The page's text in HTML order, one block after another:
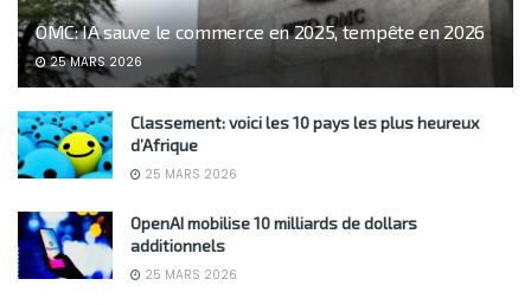
OMC: IA sauve le commerce en 2025, tempête en 2026
25 MARS 2026
Classement: voici les 10 pays les plus heureux
d’Afrique
25 MARS 2026
OpenAI mobilise 10 milliards de dollars
additionnels
25 MARS 2026